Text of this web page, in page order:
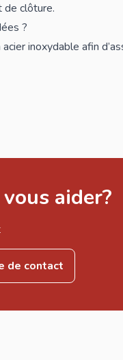
clôture.
?
inoxydable afin
aider?
de contact